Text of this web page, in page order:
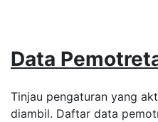
Data
Tinjau pengaturan yang
diambil. Daftar data